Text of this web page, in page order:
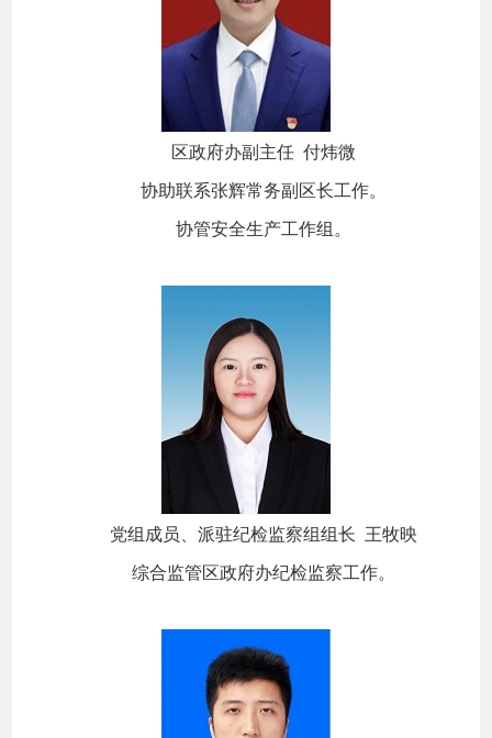
区政府办副主任 付炜微
协助联系张辉常务副区长工作。
协管安全生产工作组。
党组成员、派驻纪检监察组组长 王牧映
综合监管区政府办纪检监察工作。